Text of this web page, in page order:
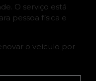
O serviço está
pessoa física e
o veículo por